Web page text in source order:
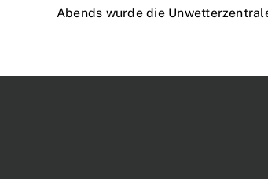
Abends wurde die